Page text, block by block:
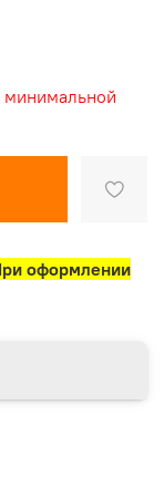
минимальной
оформлении